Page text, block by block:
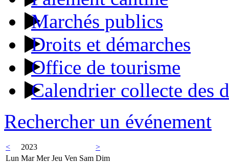
Marchés publics
Droits et démarches
Office de tourisme
Calendrier collecte des
Rechercher un événement
< 2023
>
Lun Mar Mer Jeu Ven Sam Dim